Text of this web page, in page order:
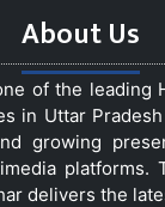
About Us
of the leading
in Uttar
growing
platforms.
delivers the